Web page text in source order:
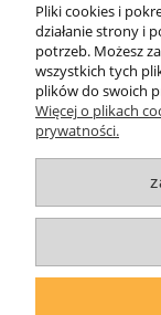
AGMAT MEBLE
Pliki cookies i
działanie strony i
potrzeb. Możesz
wszystkich tych
plików do swoich
Więcej o plikach
prywatności.